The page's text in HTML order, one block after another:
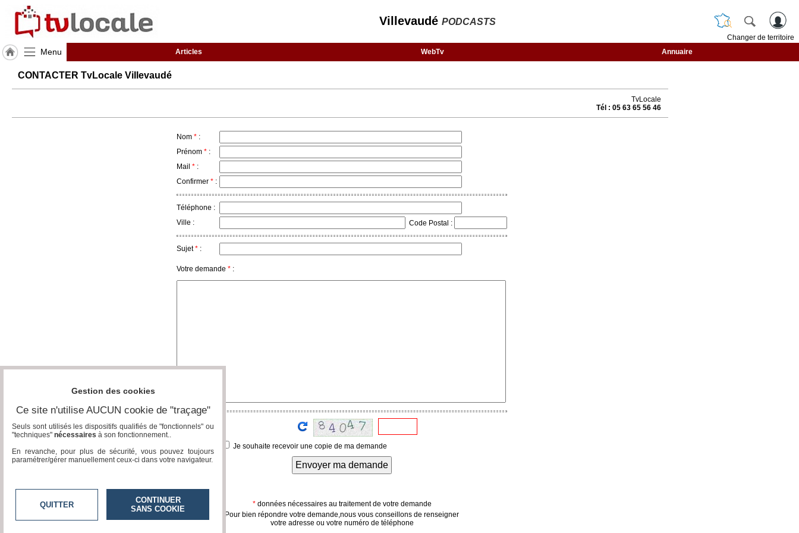
Villevaudé PODCASTS
Changer de territoire
Menu Articles WebTv Annuaire
J'adhère
Hulcoq
Villevaudé
Accès
éditeur
CONTACTER TvLocale Villevaudé
TvLocale
Tél : 05 63 65 56 46
Nom * :
Prénom * :
Mail * :
Confirmer * :
Téléphone :
Ville :
Code Postal :
Sujet* :
Votre demande * :
Je souhaite recevoir une copie de ma demande
Envoyer ma demande
*données nécessaires au traitement de votre demande
Pour bien répondre votre demande,nous vous conseillons de renseigner
votre adresse ou votre numéro de téléphone
Gestion des cookies
Ce site n'utilise AUCUN cookie de "traçage"
Seuls sont utilisés les dispositifs qualifiés de "fonctionnels" ou
"techniques" nécessaires à son fonctionnement..
En revanche, pour plus de sécurité, vous pouvez toujours
paramétrer/gérer manuellement ceux-ci dans votre navigateur.
QUITTER
CONTINUER
SANS COOKIE